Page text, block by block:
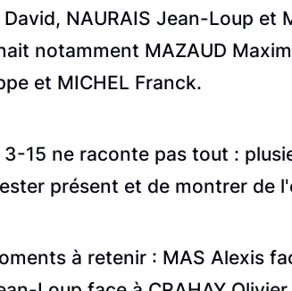
David, NAURAIS Jean-Loup et
notamment MAZAUD
et MICHEL Franck.
3-15 ne raconte pas tout :
présent et de montrer de
à retenir : MAS Alexis